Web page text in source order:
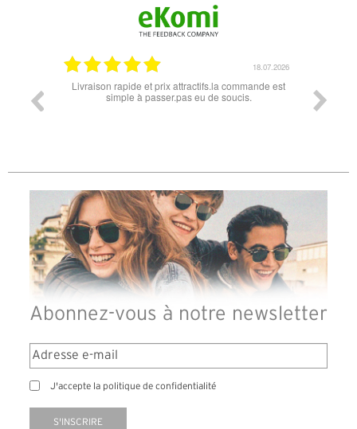
rapide et prix attractifs.la commande est
simple à passer.pas eu de soucis.
Super lunette merci pour
Abonnez-vous à notre newsletter
J'accepte la politique de confidentialité
S'INSCRIRE